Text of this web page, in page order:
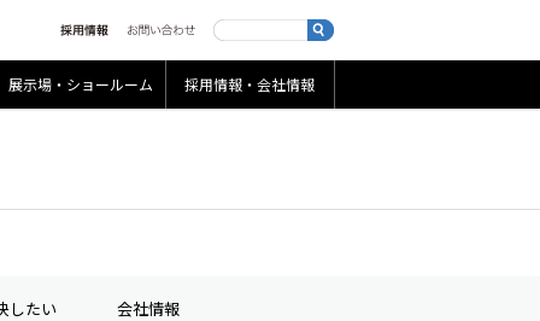
展示場・ショールーム 採用情報・会社情報
したい 会社情報